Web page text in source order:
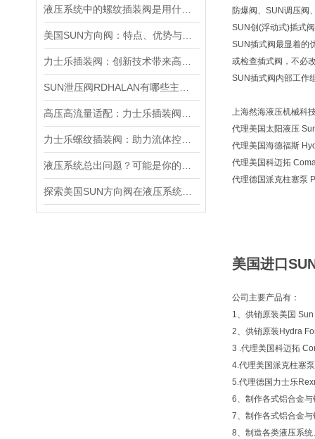
防爆阀、SUN调压阀
SUN创(浮动式)插式
SUN插式阀最显着的
或检查插式阀，不必
SUN插式阀内部工作
上海然海液压机械科
代理美国太阳液压
代理美国海德福斯
代理美国科迈拓
代理德国派克柱塞泵
美国进口
公司主要产品有：
1、供销原装美国
2、供销原装Hydra
3 .代理美国科迈拓
4.代理美国派克柱塞
5.代理德国力士乐
6、制作各式铝合金
7、制作各式铝合金
8、制造各类液压系